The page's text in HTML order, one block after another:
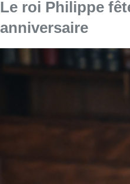
Le roi Philippe
anniversaire